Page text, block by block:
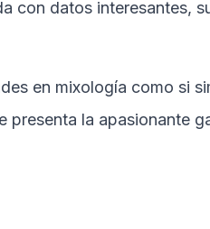
con datos interesantes,
en mixología como si
presenta la apasionante